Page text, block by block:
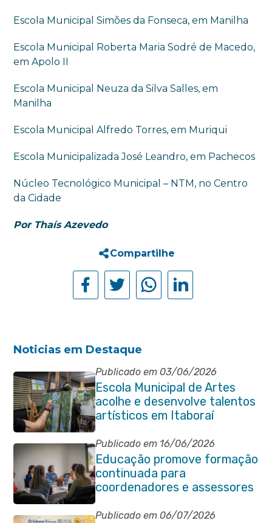
Escola Municipal Simões da Fonseca, em Manilha
Escola Municipal Roberta Maria Sodré de Macedo,
em Apolo II
Escola Municipal Neuza da Silva Salles, em
Manilha
Escola Municipal Alfredo Torres, em Muriqui
Escola Municipalizada José Leandro, em Pachecos
Núcleo Tecnológico Municipal – NTM, no Centro
da Cidade
Por Thaís Azevedo
Compartilhe
Noticias em Destaque
Publicado em 03/06/2026
Escola Municipal de Artes
acolhe e desenvolve talentos
artísticos em Itaboraí
Publicado em 16/06/2026
Educação promove formação
continuada para
coordenadores e assessores
escolares da rede municipal
Publicado em 06/07/2026